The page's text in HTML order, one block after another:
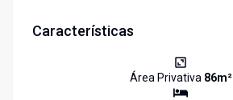
Características
Área Privativa 86m²